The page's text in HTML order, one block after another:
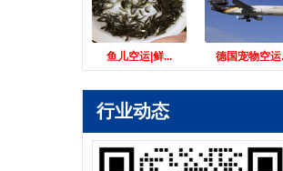
鱼儿空运|鲜... 德国宠物空运
行业动态